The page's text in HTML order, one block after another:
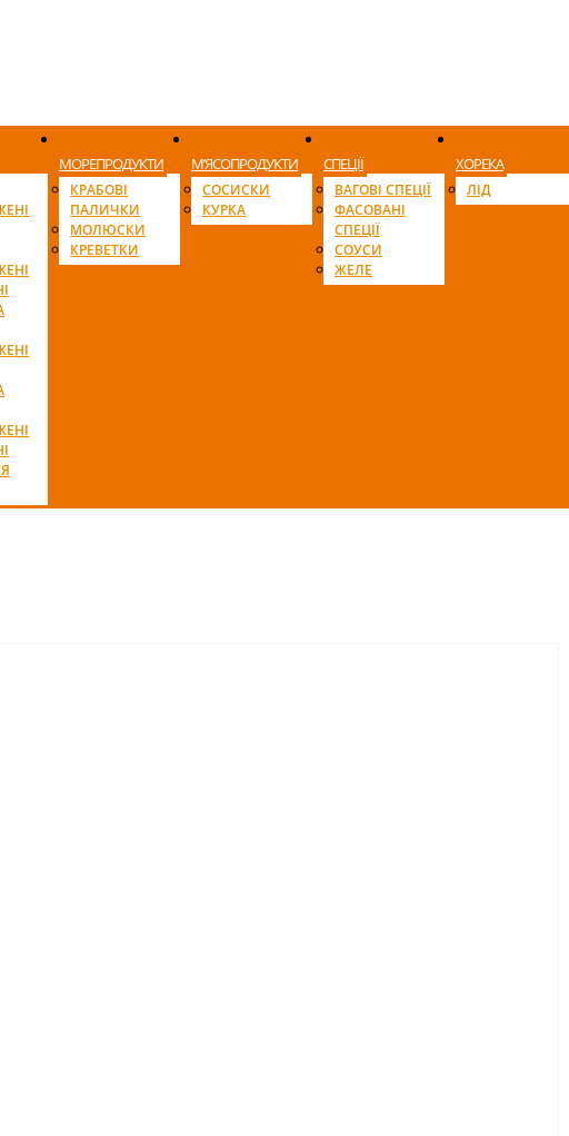
МОРЕПРОДУКТИ
КРАБОВІ
ПАЛИЧКИ
МОЛЮСКИ
КРЕВЕТКИ
М’ЯСОПРОДУКТИ
СОСИСКИ
КУРКА
СПЕЦІЇ
ВАГОВІ СПЕЦІЇ
ФАСОВАНІ
СПЕЦІЇ
СОУСИ
ЖЕЛЕ
ХОРЕКА
ЛІД